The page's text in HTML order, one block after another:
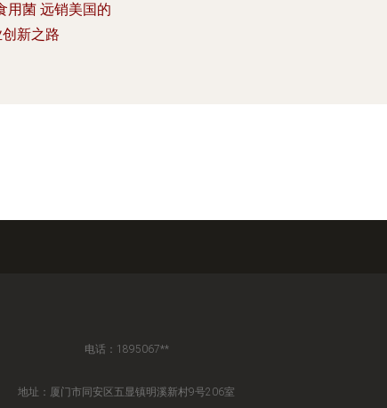
用菌 远销美国的
新之路
电话：1895067**
地址：厦门市同安区五显镇明溪新村9号206室